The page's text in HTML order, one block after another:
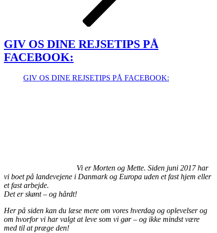
GIV OS DINE REJSETIPS PÅ
FACEBOOK:
GIV OS DINE REJSETIPS PÅ FACEBOOK:
Vi er Morten og Mette. Siden juni 2017 har
vi boet på landevejene i Danmark og Europa uden et fast hjem eller
et fast arbejde.
Det er skønt – og hårdt!
Her på siden kan du læse mere om vores hverdag og oplevelser og
om hvorfor vi har valgt at leve som vi gør – og ikke mindst være
med til at præge den!